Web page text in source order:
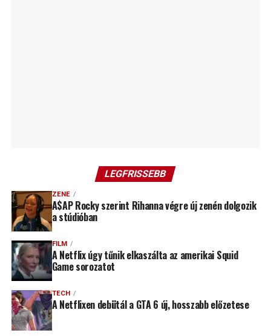
LEGFRISSEBB
ZENE
A$AP Rocky szerint Rihanna végre új zenén dolgozik
a stúdióban
FILM
A Netflix úgy tűnik elkaszálta az amerikai Squid
Game sorozatot
TECH
A Netflixen debütál a GTA 6 új, hosszabb előzetese